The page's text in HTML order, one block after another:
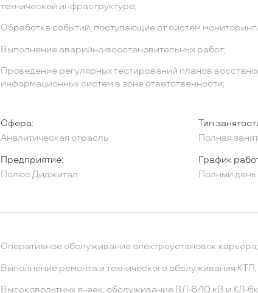
технической инфраструктуре;
Обработка событий, поступающие от систем
Выполнение аварийно-восстановительных работ;
Проведение регулярных тестирований планов
информационных систем в зоне ответственности;
Сфера:
Аналитическая отрасль
Тип
Полная
Предприятие:
Полюс Диджитал
График
Полный день
Оперативное обслуживание электроустановок карьера;
Выполнение ремонта и технического обслуживания КТП;
Высоковольтных ячеек, обслуживание ВЛ-6/10 кВ и КЛ-